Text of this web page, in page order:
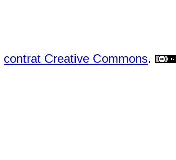
contrat Creative Commons.